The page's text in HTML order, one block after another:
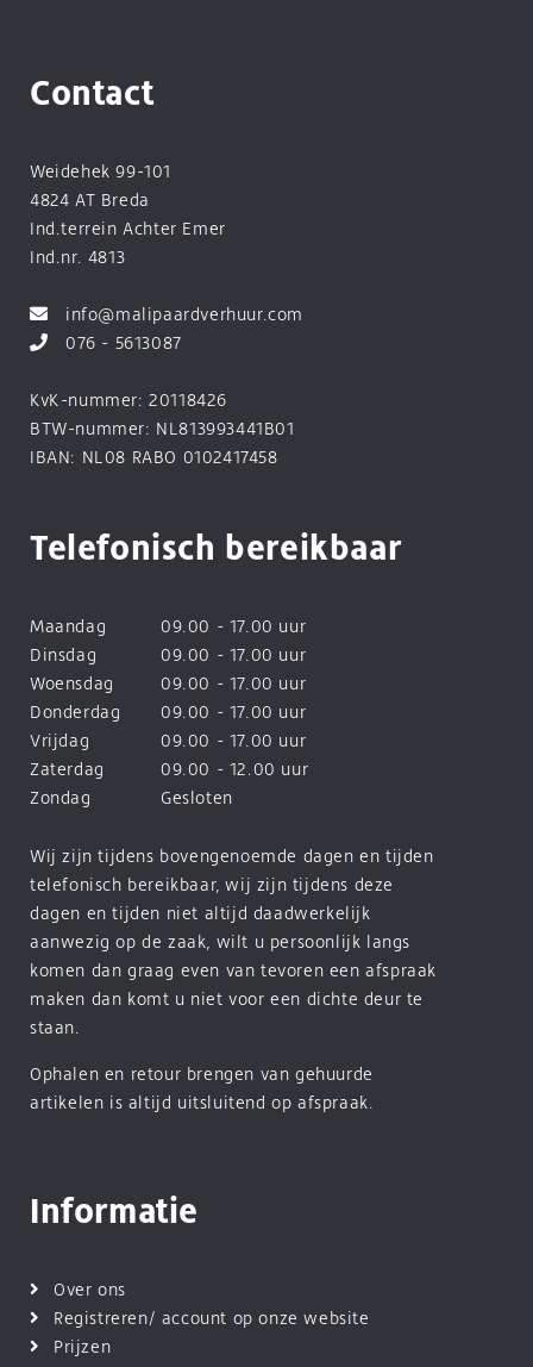
Contact
Weidehek 99-101
4824 AT Breda
Ind.terrein Achter Emer
Ind.nr. 4813
info@malipaardverhuur.com
076 - 5613087
KvK-nummer: 20118426
BTW-nummer: NL813993441B01
IBAN: NL08 RABO 0102417458
Telefonisch bereikbaar
Maandag
09.00 - 17.00 uur
Dinsdag
09.00 - 17.00 uur
Woensdag
09.00 - 17.00 uur
Donderdag
09.00 - 17.00 uur
Vrijdag
09.00 - 17.00 uur
Zaterdag
09.00 - 12.00 uur
Zondag
Gesloten
Wij zijn tijdens bovengenoemde dagen en tijden
telefonisch bereikbaar, wij zijn tijdens deze
dagen en tijden niet altijd daadwerkelijk
aanwezig op de zaak, wilt u persoonlijk langs
komen dan graag even van tevoren een afspraak
maken dan komt u niet voor een dichte deur te
staan.
Ophalen en retour brengen van gehuurde
artikelen is altijd uitsluitend op afspraak.
Informatie
Over ons
Registreren/ account op onze website
Prijzen